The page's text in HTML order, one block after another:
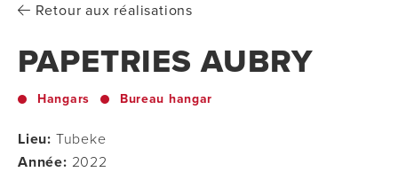
Retour aux réalisations
PAPETRIES AUBRY
Hangars Bureau hangar
Lieu: Tubeke
Année: 2022